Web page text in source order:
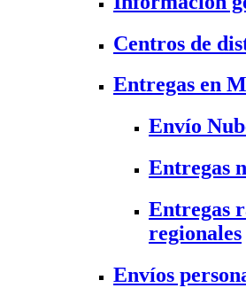
Centros de
Entregas en
Envío
Entregas
Entregas
regionales
Envíos